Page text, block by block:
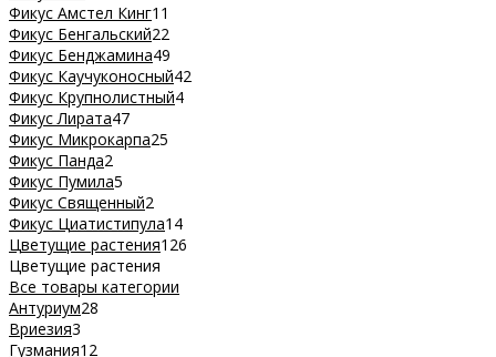
Фикус Амстел Кинг11
Фикус Бенгальский22
Фикус Бенджамина49
Фикус Каучуконосный42
Фикус Крупнолистный4
Фикус Лирата47
Фикус Микрокарпа25
Фикус Панда2
Фикус Пумила5
Фикус Священный2
Фикус Циатистипула14
Цветущие растения126
Цветущие растения
Все товары категории
Антуриум28
Вриезия3
Гузмания12